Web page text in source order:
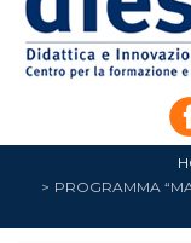
PROGRAMMA